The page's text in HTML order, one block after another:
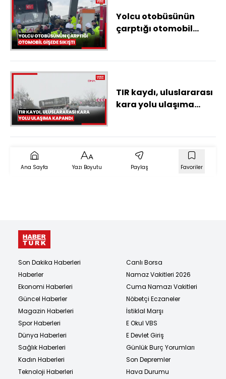
Yolcu otobüsünün
çarptığı otomobil
TIR kaydı, uluslararası
kara yolu ulaşıma
Ana Sayfa Yazı Boyutu Paylaş Favoriler
Son Dakika Haberleri
Haberler
Ekonomi Haberleri
Güncel Haberler
Magazin Haberleri
Spor Haberleri
Dünya Haberleri
Sağlık Haberleri
Kadın Haberleri
Teknoloji Haberleri
Canlı Borsa
Namaz Vakitleri 2026
Cuma Namazı Vakitleri
Nöbetçi Eczaneler
İstiklal Marşı
E Okul VBS
E Devlet Giriş
Günlük Burç Yorumları
Son Depremler
Hava Durumu